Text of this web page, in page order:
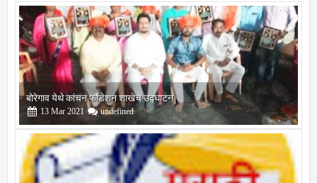
बोरेगाव येथे कांचन फौंडेशन शाखेचे उद्घाटन
13 Mar 2021 undefined